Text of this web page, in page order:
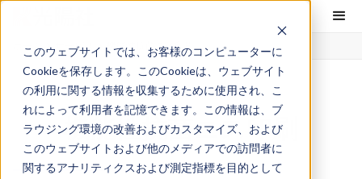
このウェブサイトでは、お客様のコンピューターに
Cookieを保存します。このCookieは、ウェブサイト
の利用に関する情報を収集するために使用され、こ
れによって利用者を記憶できます。この情報は、ブ
ラウジング環境の改善およびカスタマイズ、および
このウェブサイトおよび他のメディアでの訪問者に
関するアナリティクスおよび測定指標を目的として
ホーム サービス 機能性抗菌ニス印刷
機能性抗菌ニス印刷